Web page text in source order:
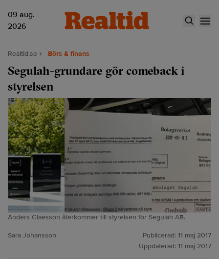
09 aug.
2026
Realtid.se Börs & finans
Segulah-grundare gör comeback i
styrelsen
Anders Claesson återkommer till styrelsen för Segulah AB.
Sara Johansson Publicerad: 11 maj 2017
Uppdaterad: 11 maj 2017